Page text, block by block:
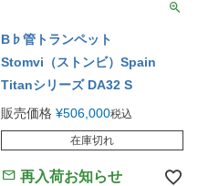
B♭管トランペット
Stomvi（ストンビ）Spain
Titanシリーズ DA32 S
販売価格 ¥506,000税込
在庫切れ
再入荷お知らせ